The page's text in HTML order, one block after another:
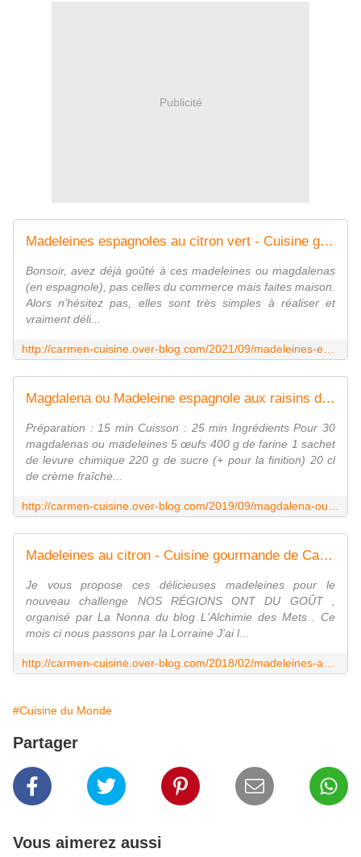
Publicité
Madeleines espagnoles au citron vert - Cuisine gourmande de Carmencita
Bonsoir, avez déjà goûté à ces madeleines ou magdalenas
(en espagnole), pas celles du commerce mais faites maison.
Alors n'hésitez pas, elles sont très simples à réaliser et
vraiment déli...
Magdalena ou Madeleine espagnole aux raisins de Corinthe - Cuisine gourmande de Carmencita
Préparation : 15 min Cuisson : 25 min Ingrédients Pour 30
magdalenas ou madeleines 5 œufs 400 g de farine 1 sachet
de levure chimique 220 g de sucre (+ pour la finition) 20 cl
de crème fraîche...
Madeleines au citron - Cuisine gourmande de Carmencita
Je vous propose ces délicieuses madeleines pour le
nouveau challenge NOS RÉGIONS ONT DU GOÛT ,
organisé par La Nonna du blog L'Alchimie des Mets . Ce
mois ci nous passons par la Lorraine J'ai l...
#Cuisine du Monde
Partager
Vous aimerez aussi